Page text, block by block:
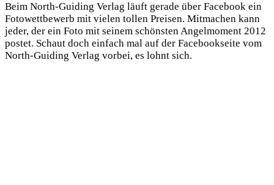
Beim North-Gui­ding Ver­lag läuft gera­de über Face­book ein
Foto­wett­be­werb mit vie­len tol­len Prei­sen. Mit­ma­chen kann
jeder, der ein Foto mit sei­nem schöns­ten Angel­mo­ment 2012
pos­tet. Schaut doch ein­fach mal auf der Face­book­sei­te vom
North-Gui­ding Ver­lag vor­bei, es lohnt sich.